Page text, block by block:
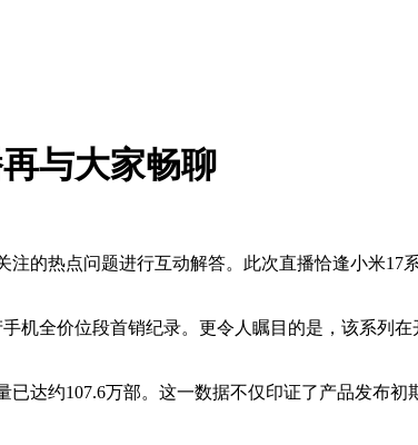
与大家畅聊
的热点问题进行互动解答。此次直播恰逢小米17
机全价位段首销纪录。更令人瞩目的是，该系列
达约107.6万部。这一数据不仅印证了产品发布